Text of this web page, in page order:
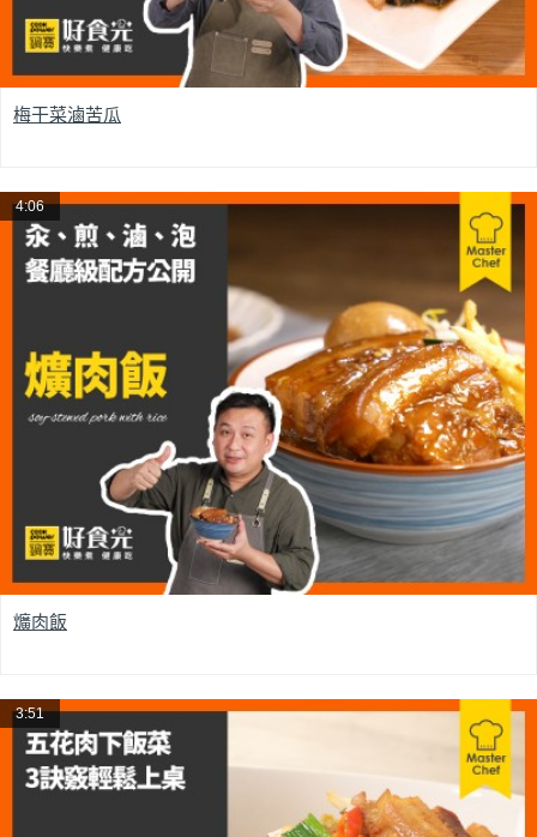
梅干菜滷苦瓜
4:06
爌肉飯
3:51